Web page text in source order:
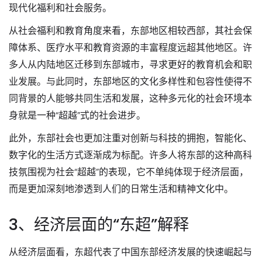
现代化福利和社会服务。
从社会福利和教育角度来看，东部地区相较西部，其社会保
障体系、医疗水平和教育资源的丰富程度远超其他地区。许
多人从内陆地区迁移到东部城市，寻求更好的教育机会和职
业发展。与此同时，东部地区的文化多样性和包容性使得不
同背景的人能够共同生活和发展，这种多元化的社会环境本
身就是一种“超越”式的社会进步。
此外，东部社会也更加注重对创新与科技的拥抱，智能化、
数字化的生活方式逐渐成为标配。许多人将东部的这种高科
技氛围视为社会“超越”的表现，它不单纯体现于经济层面，
而是更加深刻地渗透到人们的日常生活和精神文化中。
3、经济层面的“东超”解释
从经济层面看，东超代表了中国东部经济发展的快速崛起与